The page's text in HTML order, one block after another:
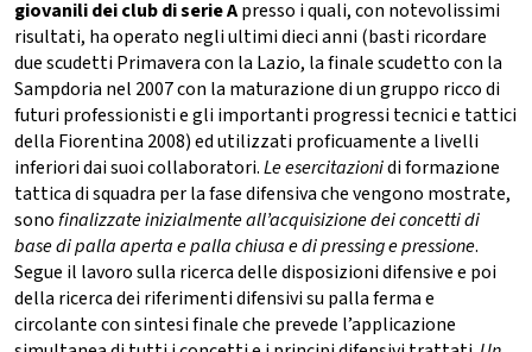
giovanili dei club di serie Apresso i quali, con notevolissimi
risultati, ha operato negli ultimi dieci anni (basti ricordare
due scudetti Primavera con la Lazio, la finale scudetto con la
Sampdoria nel 2007 con la maturazione di un gruppo ricco di
futuri professionisti e gli importanti progressi tecnici e tattici
della Fiorentina 2008) ed utilizzati proficuamente a livelli
inferiori dai suoi collaboratori.Le esercitazionidi formazione
tattica di squadra per la fase difensiva che vengono mostrate,
sonofinalizzate inizialmente all’acquisizione dei concetti di
base di palla aperta e palla chiusa e di pressing e pressione.
Segue il lavoro sulla ricerca delle disposizioni difensive e poi
della ricerca dei riferimenti difensivi su palla ferma e
circolante con sintesi finale che prevede l’applicazione